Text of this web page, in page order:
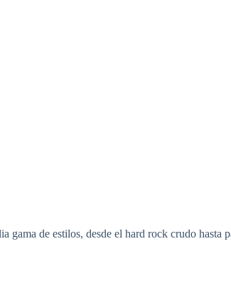
gama de estilos, desde el hard rock crudo